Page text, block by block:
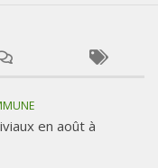
en août à